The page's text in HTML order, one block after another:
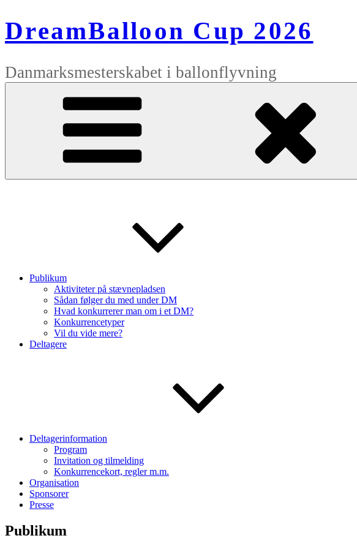
til
indhold
DreamBalloon Cup 2026
Danmarksmesterskabet i ballonflyvning
Publikum
Aktiviteter på stævnepladsen
Sådan følger du med under DM
Hvad konkurrerer man om i et DM?
Konkurrencetyper
Vil du vide mere?
Deltagere
Deltagerinformation
Program
Invitation og tilmelding
Konkurrencekort, regler m.m.
Organisation
Sponsorer
Presse
Publikum